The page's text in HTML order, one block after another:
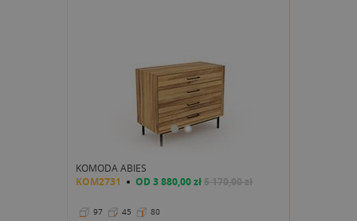
KOMODA ABIES
KOM2731 OD 3 880,00 zł5 170,00 zł
97 45 80